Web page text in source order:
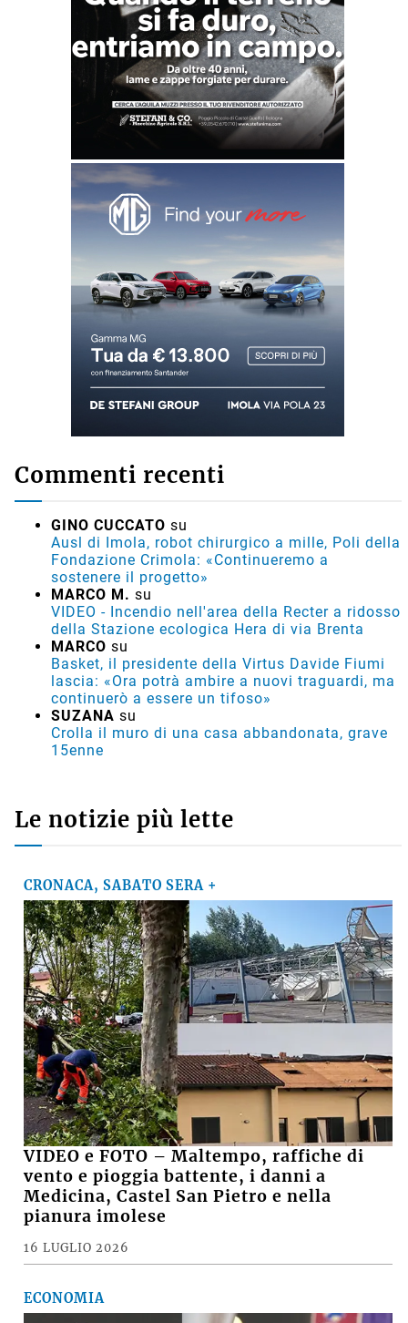
Commenti recenti
GINO CUCCATO su
Ausl di Imola, robot chirurgico a mille, Poli della
Fondazione Crimola: «Continueremo a
sostenere il progetto»
MARCO M. su
VIDEO - Incendio nell'area della Recter a ridosso
della Stazione ecologica Hera di via Brenta
MARCO su
Basket, il presidente della Virtus Davide Fiumi
lascia: «Ora potrà ambire a nuovi traguardi, ma
continuerò a essere un tifoso»
SUZANA su
Crolla il muro di una casa abbandonata, grave
15enne
Le notizie più lette
CRONACA, SABATO SERA +
VIDEO e FOTO – Maltempo, raffiche di
vento e pioggia battente, i danni a
Medicina, Castel San Pietro e nella
pianura imolese
16 LUGLIO 2026
ECONOMIA